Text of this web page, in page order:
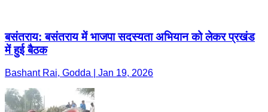
बसंतराय: बसंतराय में भाजपा सदस्यता अभियान को लेकर प्रखंड
में हुई बैठक
Bashant Rai, Godda | Jan 19, 2026